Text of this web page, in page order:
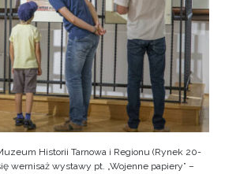
Historii Tarnowa i Regionu (Rynek 20-
wernisaż wystawy pt. „Wojenne papiery” –